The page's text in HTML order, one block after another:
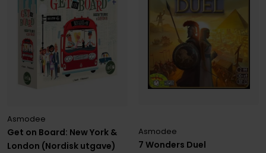
Get on Board: New York &
London (Nordisk utgave)
Asmodee
7 Wonders Duel
Asmodee